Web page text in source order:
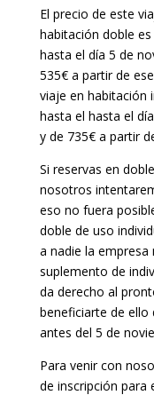
El precio de este
habitación doble
hasta el día 5 de
535€ a partir de
viaje en habitación
hasta el hasta el
y de 735€ a partir
Si reservas en
nosotros
eso no fuera
doble de uso
a nadie la empresa
suplemento de
da derecho al
beneficiarte de ello
antes del 5 de
Para venir con
de inscripción para